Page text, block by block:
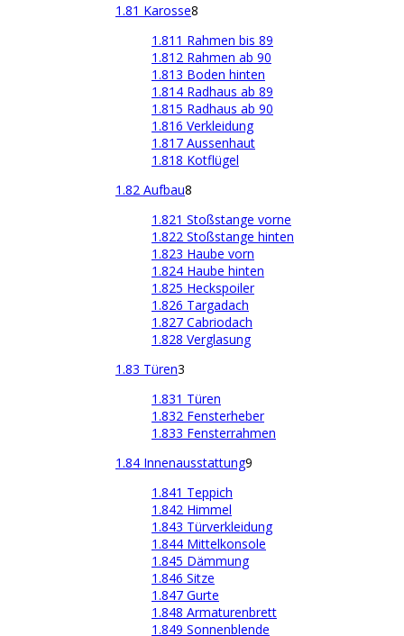
1.81 Karosse8
1.811 Rahmen bis 89
1.812 Rahmen ab 90
1.813 Boden hinten
1.814 Radhaus ab 89
1.815 Radhaus ab 90
1.816 Verkleidung
1.817 Aussenhaut
1.818 Kotflügel
1.82 Aufbau8
1.821 Stoßstange vorne
1.822 Stoßstange hinten
1.823 Haube vorn
1.824 Haube hinten
1.825 Heckspoiler
1.826 Targadach
1.827 Cabriodach
1.828 Verglasung
1.83 Türen3
1.831 Türen
1.832 Fensterheber
1.833 Fensterrahmen
1.84 Innenausstattung9
1.841 Teppich
1.842 Himmel
1.843 Türverkleidung
1.844 Mittelkonsole
1.845 Dämmung
1.846 Sitze
1.847 Gurte
1.848 Armaturenbrett
1.849 Sonnenblende